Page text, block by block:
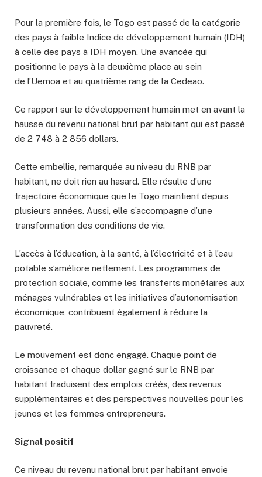
Pour la première fois, le Togo est passé de la catégorie
des pays à faible Indice de développement humain (IDH)
à celle des pays à IDH moyen. Une avancée qui
positionne le pays à la deuxième place au sein
de l’Uemoa et au quatrième rang de la Cedeao.
Ce rapport sur le développement humain met en avant la
hausse du revenu national brut par habitant qui est passé
de 2 748 à 2 856 dollars.
Cette embellie, remarquée au niveau du RNB par
habitant, ne doit rien au hasard. Elle résulte d’une
trajectoire économique que le Togo maintient depuis
plusieurs années. Aussi, elle s’accompagne d’une
transformation des conditions de vie.
L’accès à l’éducation, à la santé, à l’électricité et à l’eau
potable s’améliore nettement. Les programmes de
protection sociale, comme les transferts monétaires aux
ménages vulnérables et les initiatives d’autonomisation
économique, contribuent également à réduire la
pauvreté.
Le mouvement est donc engagé. Chaque point de
croissance et chaque dollar gagné sur le RNB par
habitant traduisent des emplois créés, des revenus
supplémentaires et des perspectives nouvelles pour les
jeunes et les femmes entrepreneurs.
Signal positif
Ce niveau du revenu national brut par habitant envoie